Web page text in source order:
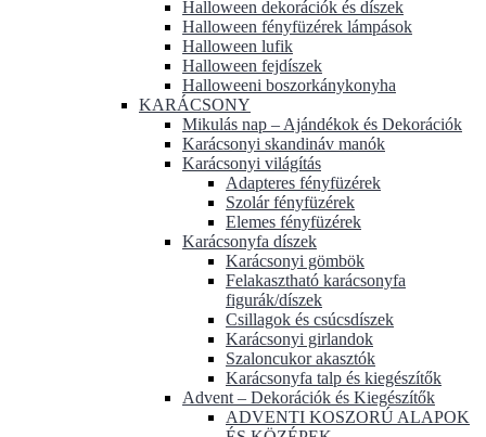
Halloween dekorációk és díszek
Halloween fényfüzérek lámpások
Halloween lufik
Halloween fejdíszek
Halloweeni boszorkánykonyha
KARÁCSONY
Mikulás nap – Ajándékok és Dekorációk
Karácsonyi skandináv manók
Karácsonyi világítás
Adapteres fényfüzérek
Szolár fényfüzérek
Elemes fényfüzérek
Karácsonyfa díszek
Karácsonyi gömbök
Felakasztható karácsonyfa
figurák/díszek
Csillagok és csúcsdíszek
Karácsonyi girlandok
Szaloncukor akasztók
Karácsonyfa talp és kiegészítők
Advent – Dekorációk és Kiegészítők
ADVENTI KOSZORÚ ALAPOK